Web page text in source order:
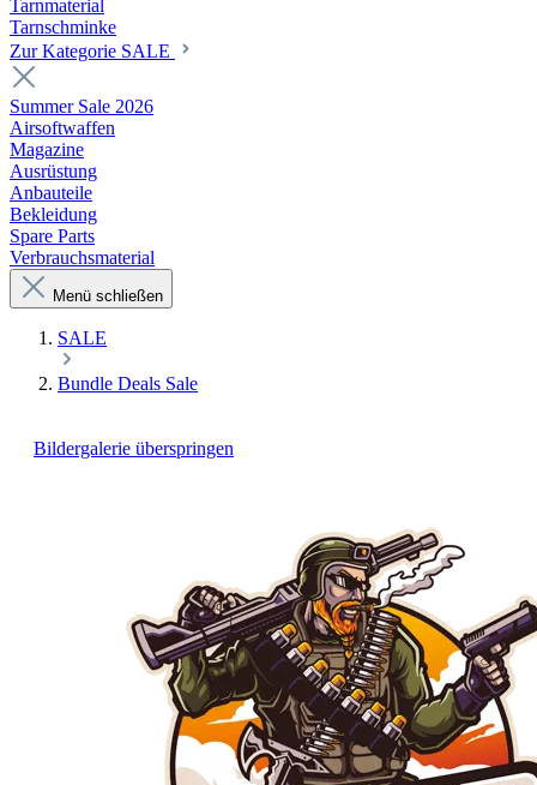
Tarnmaterial
Tarnschminke
Zur Kategorie SALE
Summer Sale 2026
Airsoftwaffen
Magazine
Ausrüstung
Anbauteile
Bekleidung
Spare Parts
Verbrauchsmaterial
Menü schließen
SALE
Bundle Deals Sale
Bildergalerie überspringen